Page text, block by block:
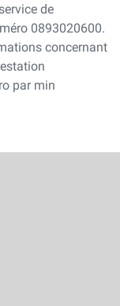
de
0893020600.
concernant
par min